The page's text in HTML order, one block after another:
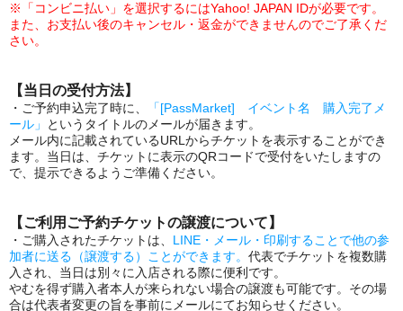
※「コンビニ払い」を選択するにはYahoo! JAPAN IDが必要です。
また、 お支払い後のキャンセル・返金ができませんのでご了承くだ
さい。
【当日の受付方法】
・ご予約申込完了時に、
「[PassMarket] イベント名 購入完了メ
ール」
というタイトルのメールが届きます。
メール内に記載されているURLからチケットを表示することができ
ます。当日は、チケットに表示のQRコードで受付をいたしますの
で、提示できるようご準備ください。
【ご利用ご予約チケットの譲渡について】
・ご購入されたチケットは、 LINE・メール・印刷することで他の参
加者に送る（譲渡する）ことができます。 代表でチケットを複数購
入され、当日は別々に入店される際に便利です。
やむを得ず購入者本人が来られない場合の譲渡も可能です。その場
合は代表者変更の旨を事前にメールにてお知らせください。